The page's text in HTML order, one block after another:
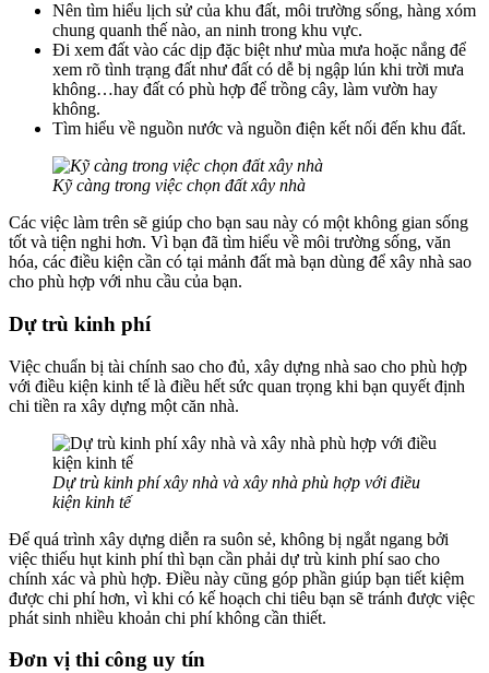
Nên tìm hiểu lịch sử của khu đất, môi trường sống, hàng xóm
chung quanh thế nào, an ninh trong khu vực.
Đi xem đất vào các dịp đặc biệt như mùa mưa hoặc nắng để
xem rõ tình trạng đất như đất có dễ bị ngập lún khi trời mưa
không…hay đất có phù hợp để trồng cây, làm vườn hay
không.
Tìm hiểu về nguồn nước và nguồn điện kết nối đến khu đất.
Kỹ càng trong việc chọn đất xây nhà
Các việc làm trên sẽ giúp cho bạn sau này có một không gian sống
tốt và tiện nghi hơn. Vì bạn đã tìm hiểu về môi trường sống, văn
hóa, các điều kiện cần có tại mảnh đất mà bạn dùng để xây nhà sao
cho phù hợp với nhu cầu của bạn.
Dự trù kinh phí
Việc chuẩn bị tài chính sao cho đủ, xây dựng nhà sao cho phù hợp
với điều kiện kinh tế là điều hết sức quan trọng khi bạn quyết định
chi tiền ra xây dựng một căn nhà.
Dự trù kinh phí xây nhà và xây nhà phù hợp với điều
kiện kinh tế
Để quá trình xây dựng diễn ra suôn sẻ, không bị ngắt ngang bởi
việc thiếu hụt kinh phí thì bạn cần phải dự trù kinh phí sao cho
chính xác và phù hợp. Điều này cũng góp phần giúp bạn tiết kiệm
được chi phí hơn, vì khi có kế hoạch chi tiêu bạn sẽ tránh được việc
phát sinh nhiều khoản chi phí không cần thiết.
Đơn vị thi công uy tín